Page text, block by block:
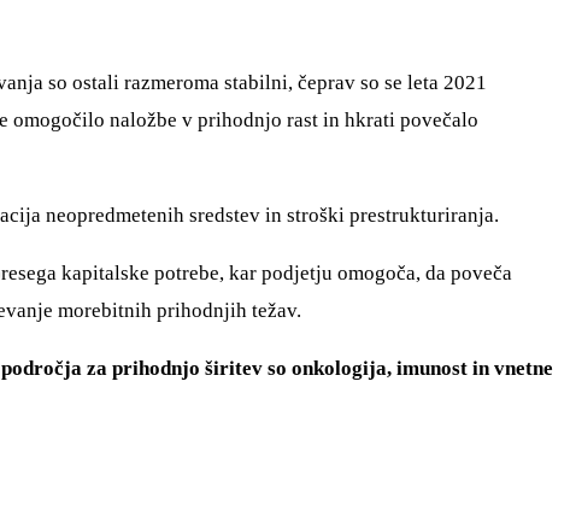
so ostali razmeroma stabilni, čeprav so se leta 2021
omogočilo naložbe v prihodnjo rast in hkrati povečalo
neopredmetenih sredstev in stroški prestrukturiranja.
kapitalske potrebe, kar podjetju omogoča, da poveča
morebitnih prihodnjih težav.
za prihodnjo širitev so onkologija, imunost in vnetne